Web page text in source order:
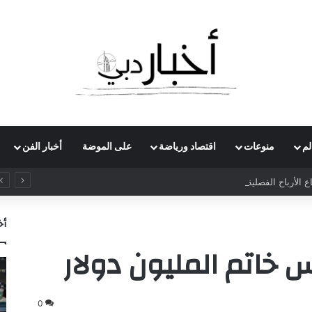
منوعات اقتصاد ورياضة على الموضة أخبار الفن
الأرباح الفصلية لـ”سيمنس إينرجي” بـ70% لتتجاوز مليار دولار
خاتم المليون دولار
0